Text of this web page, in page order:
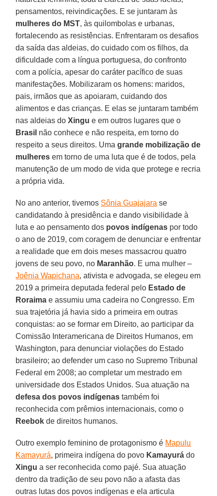
pensamentos, reivindicações. E se juntaram às
mulheres do MST, às quilombolas e urbanas,
fortalecendo as resistências. Enfrentaram os desafios
da saída das aldeias, do cuidado com os filhos, da
dificuldade com a língua portuguesa, do confronto
com a polícia, apesar do caráter pacífico de suas
manifestações. Mobilizaram os homens: maridos,
pais, irmãos que as apoiaram, cuidando dos
alimentos e das crianças. E elas se juntaram também
nas aldeias doXingu e em outros lugares que o
Brasil não conhece e não respeita, em torno do
respeito a seus direitos. Umagrande mobilização de
mulheres em torno de uma luta que é de todos, pela
manutenção de um modo de vida que protege e recria
a própria vida.
No ano anterior, tivemos Sônia Guajajara se
candidatando à presidência e dando visibilidade à
luta e ao pensamento dos povos indígenas por todo
o ano de 2019, com coragem de denunciar e enfrentar
a realidade que em dois meses massacrou quatro
jovens de seu povo, no Maranhão. E uma mulher –
Joênia Wapichana, ativista e advogada, se elegeu em
2019 a primeira deputada federal pelo Estado de
Roraima e assumiu uma cadeira no Congresso. Em
sua trajetória já havia sido a primeira em outras
conquistas: ao se formar em Direito, ao participar da
Comissão Interamericana de Direitos Humanos, em
Washington, para denunciar violações do Estado
brasileiro; ao defender um caso no Supremo Tribunal
Federal em 2008; ao completar um mestrado em
universidade dos Estados Unidos. Sua atuação na
defesa dos povos indígenas também foi
reconhecida com prêmios internacionais, como o
Reebok de direitos humanos.
Outro exemplo feminino de protagonismo é Mapulu
Kamayurá, primeira indígena do povo Kamayurá do
Xingu a ser reconhecida como pajé. Sua atuação
dentro da tradição de seu povo não a afasta das
outras lutas dos povos indígenas e ela articula